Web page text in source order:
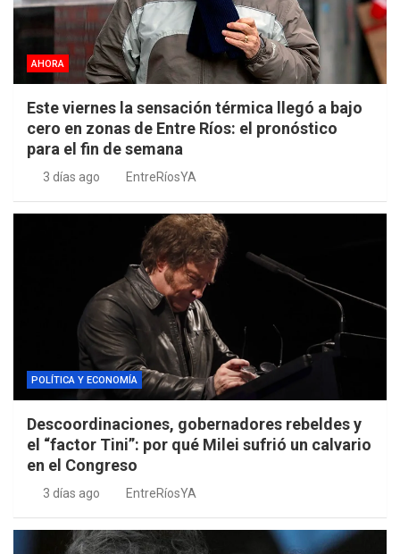
AHORA
Este viernes la sensación térmica llegó a bajo
cero en zonas de Entre Ríos: el pronóstico
para el fin de semana
3 días ago EntreRíosYA
POLÍTICA Y ECONOMÍA
Descoordinaciones, gobernadores rebeldes y
el “factor Tini”: por qué Milei sufrió un calvario
en el Congreso
3 días ago EntreRíosYA